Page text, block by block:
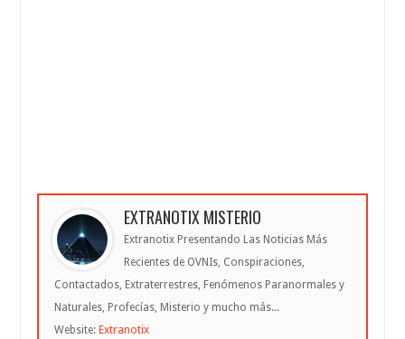
EXTRANOTIX MISTERIO
Extranotix Presentando Las Noticias Más
Recientes de OVNIs, Conspiraciones,
Contactados, Extraterrestres, Fenómenos Paranormales y
Naturales, Profecías, Misterio y mucho más...
Website: Extranotix